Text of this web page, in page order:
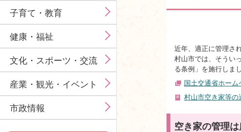
子育て・教育
健康・福祉
文化・スポーツ・交流
産業・観光・イベント
市政情報
近年、適正に管理さ
村山市では、そうい
る条例」を施行しま
国土交通省ホーム
村山市空き家等の
空き家の管理は